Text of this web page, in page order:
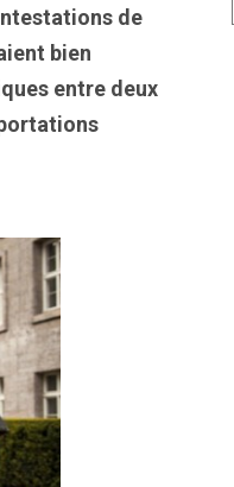
de
bien
entre deux